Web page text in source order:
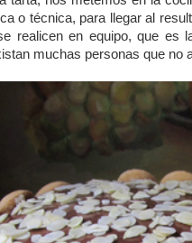
o técnica, para llegar al
realicen en equipo, que es
muchas personas que no